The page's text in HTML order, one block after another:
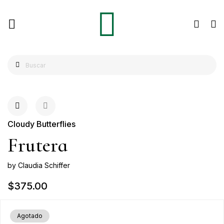
Cloudy Butterflies
Frutera
by Claudia Schiffer
$375.00
Agotado